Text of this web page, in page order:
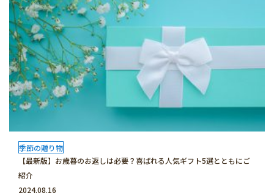
季節の贈り物
【最新版】お歳暮のお返しは必要？喜ばれる人気ギフト5選とともにご
紹介
2024.08.16